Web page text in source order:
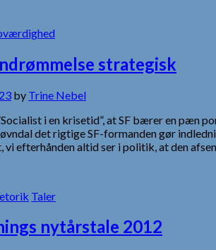
strategisk
by Trine Nebel
i en krisetid”, at SF bærer en pæn
det rigtige SF-formanden gør
efterhånden altid ser i politik, at den
Taler
nytårstale 2012